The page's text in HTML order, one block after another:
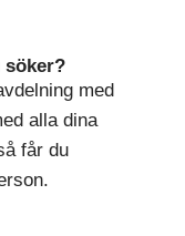
söker?
med
alla dina
får du